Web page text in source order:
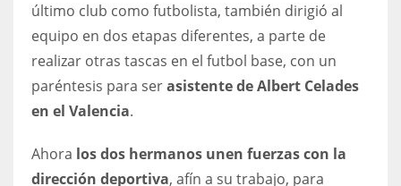
último club como futbolista, también dirigió al
equipo en dos etapas diferentes, a parte de
realizar otras tascas en el futbol base, con un
paréntesis para serasistente de Albert Celades
en el Valencia.
Ahora los dos hermanos unen fuerzas con la
dirección deportiva, afín a su trabajo, para